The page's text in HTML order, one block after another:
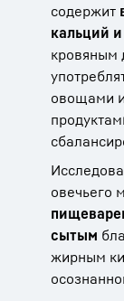
содержит
кальций
кровяным
овощами
овечьего
сытым
жирным